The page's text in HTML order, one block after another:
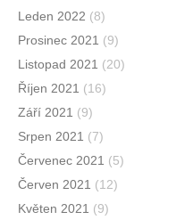
Leden 2022 (8)
Prosinec 2021 (9)
Listopad 2021 (20)
Říjen 2021 (16)
Září 2021 (9)
Srpen 2021 (7)
Červenec 2021 (5)
Červen 2021 (12)
Květen 2021 (9)